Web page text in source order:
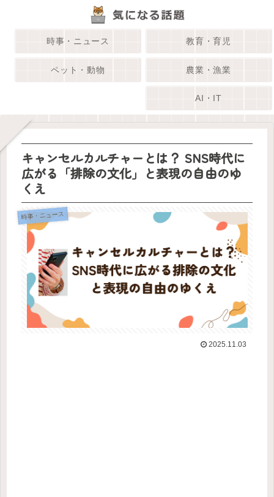
時事・ニュース 教育・育児
ペット・動物 農業・漁業
AI・IT
キャンセルカルチャーとは？ SNS時代に
広がる「排除の文化」と表現の自由のゆ
くえ
時事・ニュース
2025.11.03